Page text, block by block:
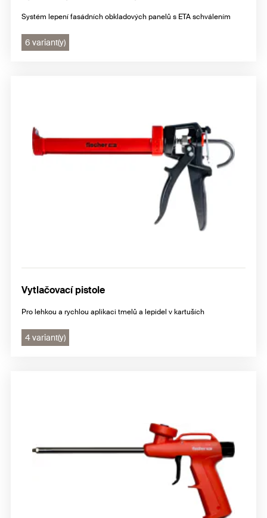
Systém lepení fasádních obkladových panelů s ETA schválením
6 variant(y)
Vytlačovací pistole
Pro lehkou a rychlou aplikaci tmelů a lepidel v kartuších
4 variant(y)